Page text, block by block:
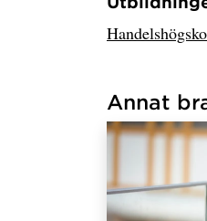
Har hämtat
hämtat länkar.Annat